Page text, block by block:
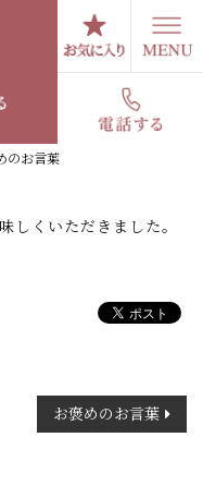
のお言葉
くいただきました。
お褒めのお言葉